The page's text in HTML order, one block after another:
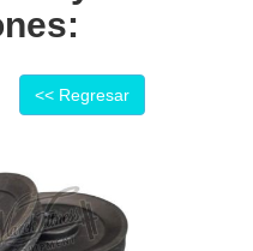
<< Regresar